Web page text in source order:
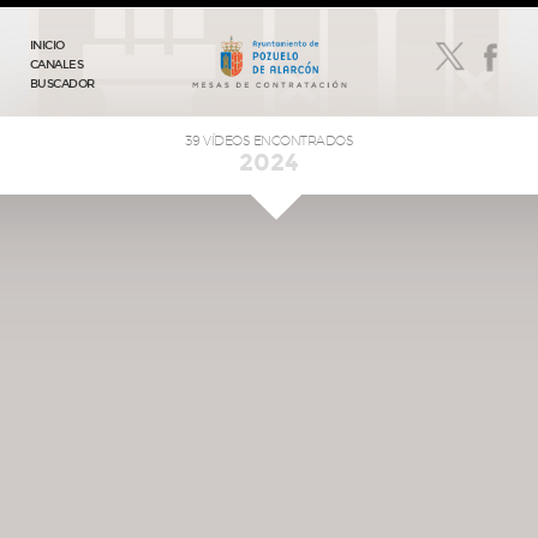
INICIO
CANALES
BUSCADOR
39 VÍDEOS ENCONTRADOS
2024